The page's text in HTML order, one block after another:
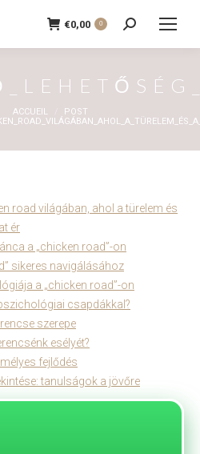
€0,00 0
Recherche
:
ACCUEIL
POST
road világában, ahol a türelem és
ér
a „chicken road”-on
sikeres navigálásához
a „chicken road”-on
csapdákkal?
szerepe
esélyét?
fejlődés
tanulságok a jövőre